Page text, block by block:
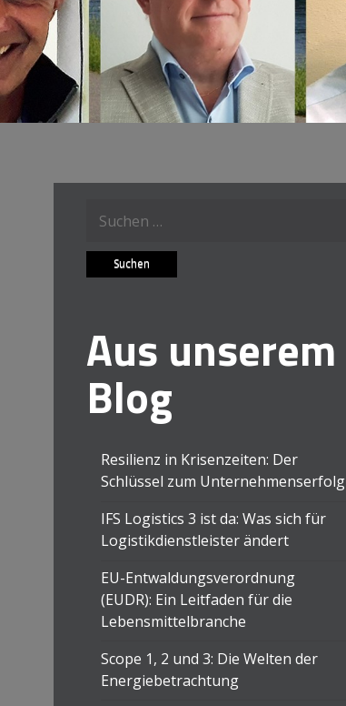
nach:
Aus unserem
Blog
Resilienz in Krisenzeiten: Der
Schlüssel zum Unternehmenserfolg
IFS Logistics 3 ist da: Was sich für
Logistikdienstleister ändert
EU-Entwaldungsverordnung
(EUDR): Ein Leitfaden für die
Lebensmittelbranche
Scope 1, 2 und 3: Die Welten der
Energiebetrachtung